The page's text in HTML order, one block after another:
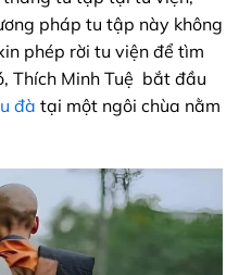
pháp tu tập này không
phép rời tu viện để tìm
Thích Minh Tuệ bắt đầu
đà tại một ngôi chùa nằm